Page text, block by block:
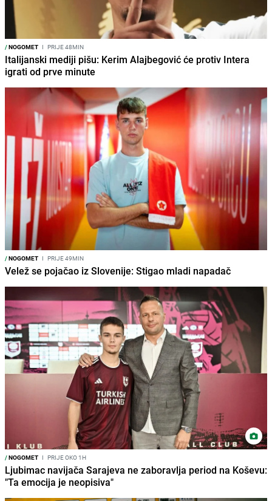
/NOGOMET I PRIJE 48MIN
Italijanski mediji pišu: Kerim Alajbegović će protiv Intera
igrati od prve minute
/NOGOMET I PRIJE 49MIN
Velež se pojačao iz Slovenije: Stigao mladi napadač
/NOGOMET I PRIJE OKO 1H
Ljubimac navijača Sarajeva ne zaboravlja period na Koševu:
"Ta emocija je neopisiva"